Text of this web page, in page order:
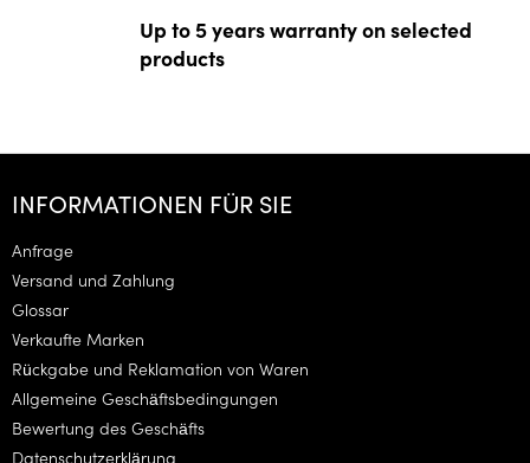
Up to 5 years warranty on selected
products
F
INFORMATIONEN FÜR SIE
Anfrage
Versand und Zahlung
Glossar
Verkaufte Marken
Rückgabe und Reklamation von Waren
Allgemeine Geschäftsbedingungen
Bewertung des Geschäfts
Datenschutzerklärung